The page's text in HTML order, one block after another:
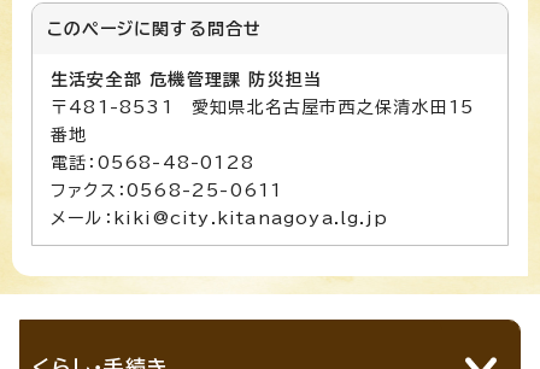
このページに関する 問合せ
生活安全部 危機管理課 防災担当
〒481-8531 愛知県北名古屋市西之保清水田15
番地
電話：0568-48-0128
ファクス：0568-25-0611
メール：kiki@city.kitanagoya.lg.jp